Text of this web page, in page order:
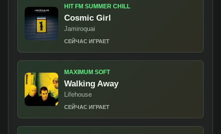
HIT FM SUMMER CHILL
Cosmic Girl
Jamiroquai
СЕЙЧАС ИГРАЕТ
MAXIMUM SOFT
Walking Away
Lifehouse
СЕЙЧАС ИГРАЕТ